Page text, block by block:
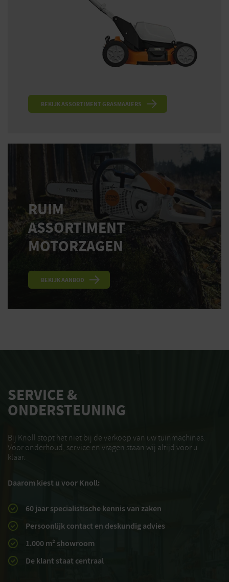
BEKIJK ASSORTIMENT GRASMAAIERS
RUIM
ASSORTIMENT
MOTORZAGEN
BEKIJK AANBOD
SERVICE &
ONDERSTEUNING
Bij Knoll stopt het niet bij de verkoop van uw tuinmachines.
Voor onderhoud, service en vragen staan wij altijd voor u
klaar.
Daarom kiest u voor Knoll:
60 jaar specialistische kennis van zaken
Persoonlijk contact en deskundig advies
1.000 m² showroom
De klant staat centraal